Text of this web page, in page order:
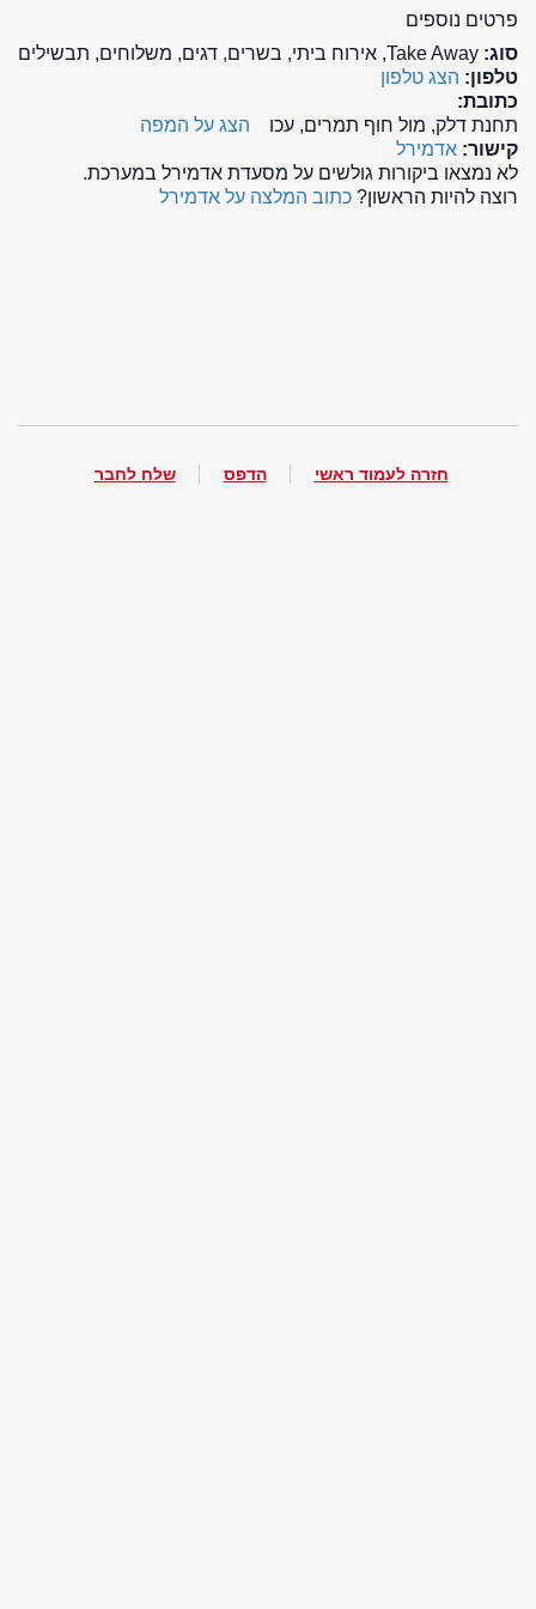
פרטים נוספים
סוג: Take Away, אירוח ביתי, בשרים, דגים, משלוחים, תבשילים
טלפון: הצג טלפון
כתובת:
תחנת דלק, מול חוף תמרים, עכו
הצג על המפה
קישור: אדמירל
לא נמצאו ביקורות גולשים על מסעדת אדמירל במערכת.
רוצה להיות הראשון? כתוב המלצה על אדמירל
חזרה לעמוד ראשי הדפס שלח לחבר